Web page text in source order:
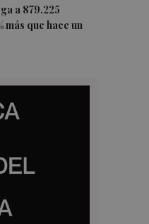
a 879.225
más que hace un